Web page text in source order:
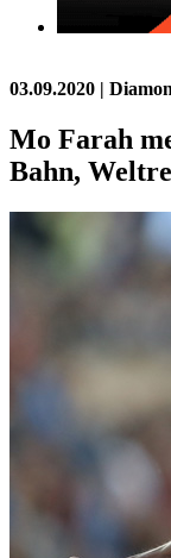
03.09.2020 |
Mo Farah
Bahn,